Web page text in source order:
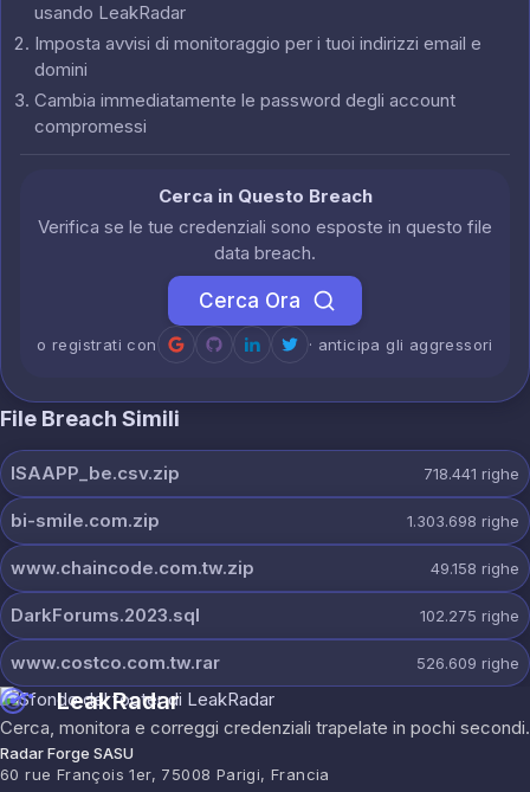
usando LeakRadar
Imposta avvisi di monitoraggio per i tuoi indirizzi email e
domini
Cambia immediatamente le password degli account
compromessi
Cerca in Questo Breach
Verifica se le tue credenziali sono esposte in questo file
data breach.
Cerca Ora
o registrati con · anticipa gli aggressori
File Breach Simili
ISAAPP_be.csv.zip 718.441 righe
bi-smile.com.zip 1.303.698 righe
www.chaincode.com.tw.zip 49.158 righe
DarkForums.2023.sql 102.275 righe
www.costco.com.tw.rar 526.609 righe
LeakRadar
Cerca, monitora e correggi credenziali trapelate in pochi secondi.
Radar Forge SASU
60 rue François 1er, 75008 Parigi, Francia